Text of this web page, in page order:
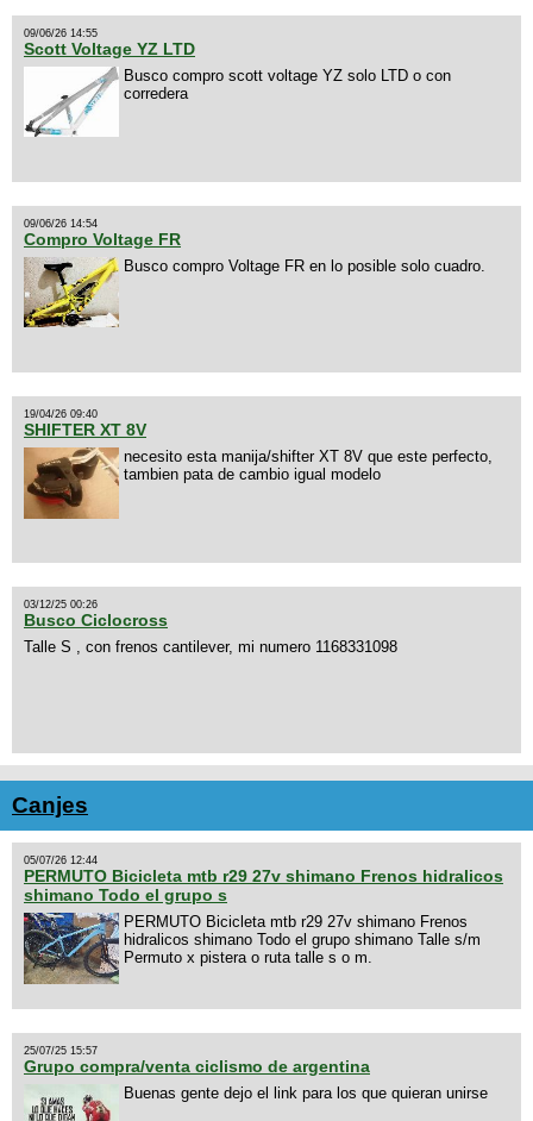
09/06/26 14:55
Scott Voltage YZ LTD
Busco compro scott voltage YZ solo LTD o con
corredera
09/06/26 14:54
Compro Voltage FR
Busco compro Voltage FR en lo posible solo cuadro.
19/04/26 09:40
SHIFTER XT 8V
necesito esta manija/shifter XT 8V que este perfecto,
tambien pata de cambio igual modelo
03/12/25 00:26
Busco Ciclocross
Talle S , con frenos cantilever, mi numero 1168331098
Canjes
05/07/26 12:44
PERMUTO Bicicleta mtb r29 27v shimano Frenos hidralicos
shimano Todo el grupo s
PERMUTO Bicicleta mtb r29 27v shimano Frenos
hidralicos shimano Todo el grupo shimano Talle s/m
Permuto x pistera o ruta talle s o m.
25/07/25 15:57
Grupo compra/venta ciclismo de argentina
Buenas gente dejo el link para los que quieran unirse